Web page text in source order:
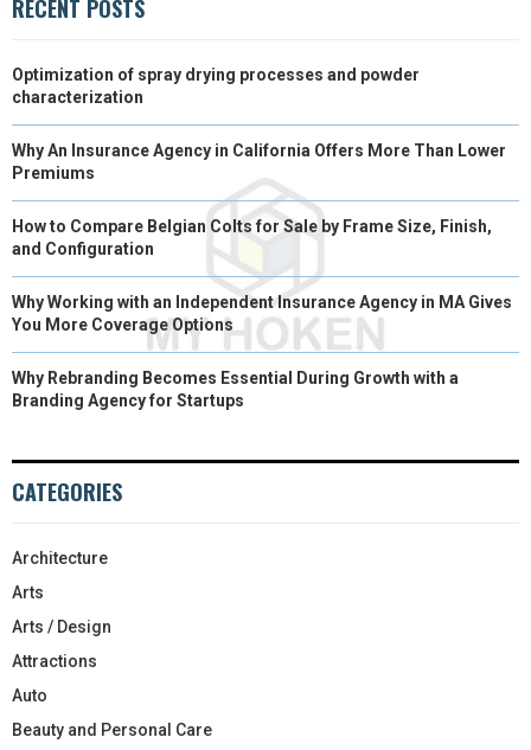
RECENT POSTS
Optimization of spray drying processes and powder
characterization
Why An Insurance Agency in California Offers More Than Lower
Premiums
How to Compare Belgian Colts for Sale by Frame Size, Finish,
and Configuration
Why Working with an Independent Insurance Agency in MA Gives
You More Coverage Options
Why Rebranding Becomes Essential During Growth with a
Branding Agency for Startups
CATEGORIES
Architecture
Arts
Arts / Design
Attractions
Auto
Beauty and Personal Care